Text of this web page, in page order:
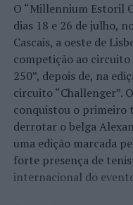
O “Millennium Estoril
dias 18 e 26 de julho,
Cascais, a oeste de
competição ao circuito
250”, depois de, na
circuito “Challenger”.
conquistou o primeiro
derrotar o belga
uma edição marcada
forte presença de
internacional do